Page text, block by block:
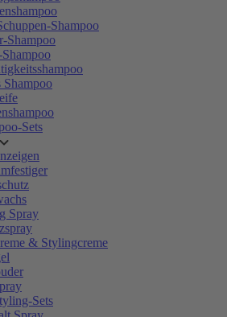
Shampoo
Shampoo
Shampoo
Sets
Spray
& Stylingcreme
Sets